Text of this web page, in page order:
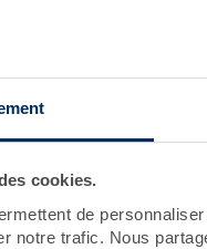
cookies.
de
notre trafic. Nous